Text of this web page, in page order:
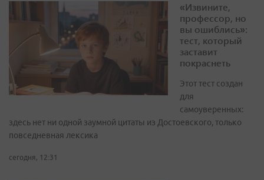
«Извините,
профессор, но
вы ошиблись»:
тест, который
заставит
покраснеть
Этот тест создан
для
самоуверенных:
здесь нет ни одной заумной цитаты из Достоевского, только
повседневная лексика
сегодня, 12:31